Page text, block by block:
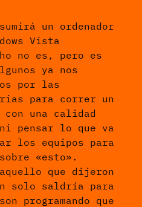
un ordenador
Vista
no es, pero es
ya nos
por las
para correr un
con una calidad
pensar lo que va
los equipos para
«esto».
que dijeron
solo saldría para
programando que